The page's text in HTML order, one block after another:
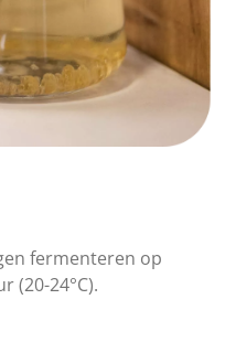
fermenteren op
(20-24°C).